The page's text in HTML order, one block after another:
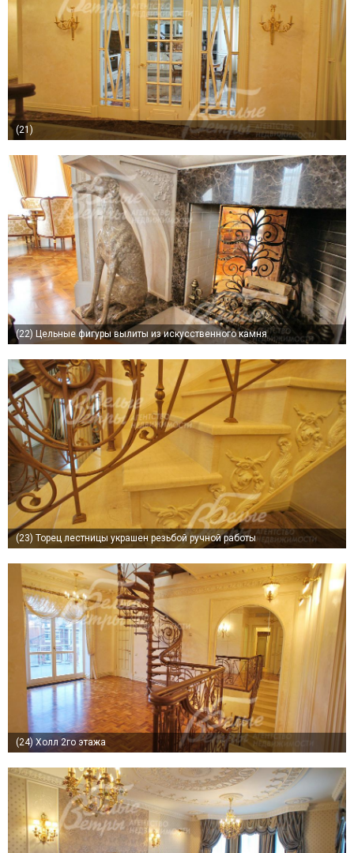
(21)
(22) Цельные фигуры вылиты из искусственного камня
(23) Торец лестницы украшен резьбой ручной работы
(24)Холл 2го этажа